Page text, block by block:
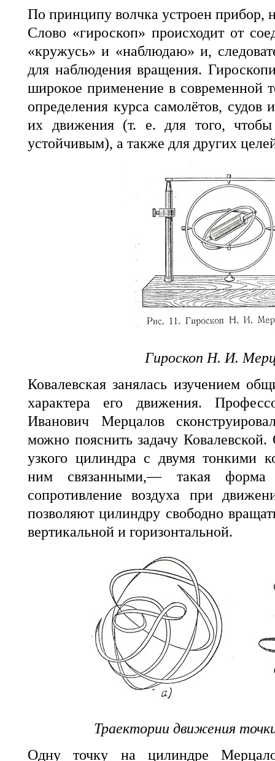
По принципу волчка устроен прибор,
Слово «гироскоп» происходит от
«кружусь» и «наблюдаю» и,
для наблюдения вращения.
широкое применение в современной
определения курса самолётов, судов
их движения (т. е. для того, чтобы
устойчивым), а также для других
Гироскоп Н. И.
Ковалевская занялась изучением
характера его движения.
Иванович Мерцалов
можно пояснить задачу
узкого цилиндра с двумя тонкими
ним связанными,— такая форма
сопротивление воздуха при
позволяют цилиндру свободно
вертикальной и горизонтальной.
Траектории движения
Одну точку на цилиндре